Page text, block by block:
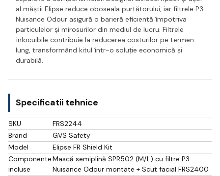
al măștii Elipse reduce oboseala purtătorului, iar filtrele P3
Nuisance Odour asigură o barieră eficientă împotriva
particulelor și mirosurilor din mediul de lucru. Filtrele
înlocuibile contribuie la reducerea costurilor pe termen
lung, transformând kitul într-o soluție economică și
durabilă.
Specificatii tehnice
SKU
FRS2244
Brand
GVS Safety
Model
Elipse FR Shield Kit
Componente
incluse
Mască semiplină SPR502 (M/L) cu filtre P3
Nuisance Odour montate + Scut facial FRS2400